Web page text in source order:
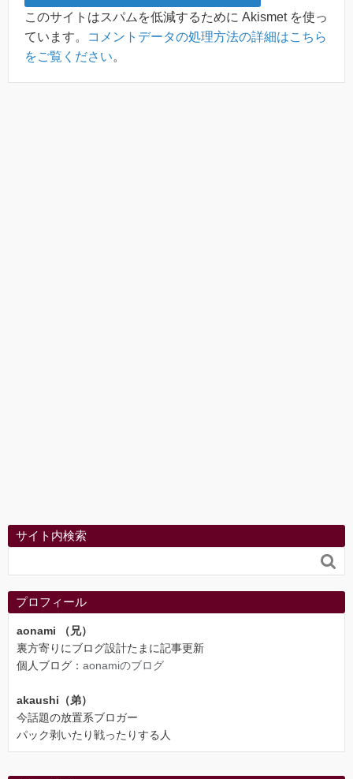
このサイトはスパムを低減するために Akismet を使っ
ています。
コメントデータの処理方法の詳細はこちら
をご覧ください。
サイト内検索

プロフィール
aonami （兄）
裏方寄りにブログ設計たまに記事更新
個人ブログ： aonamiのブログ
akaushi（弟）
今話題の放置系ブロガー
パック剥いたり戦ったりする人